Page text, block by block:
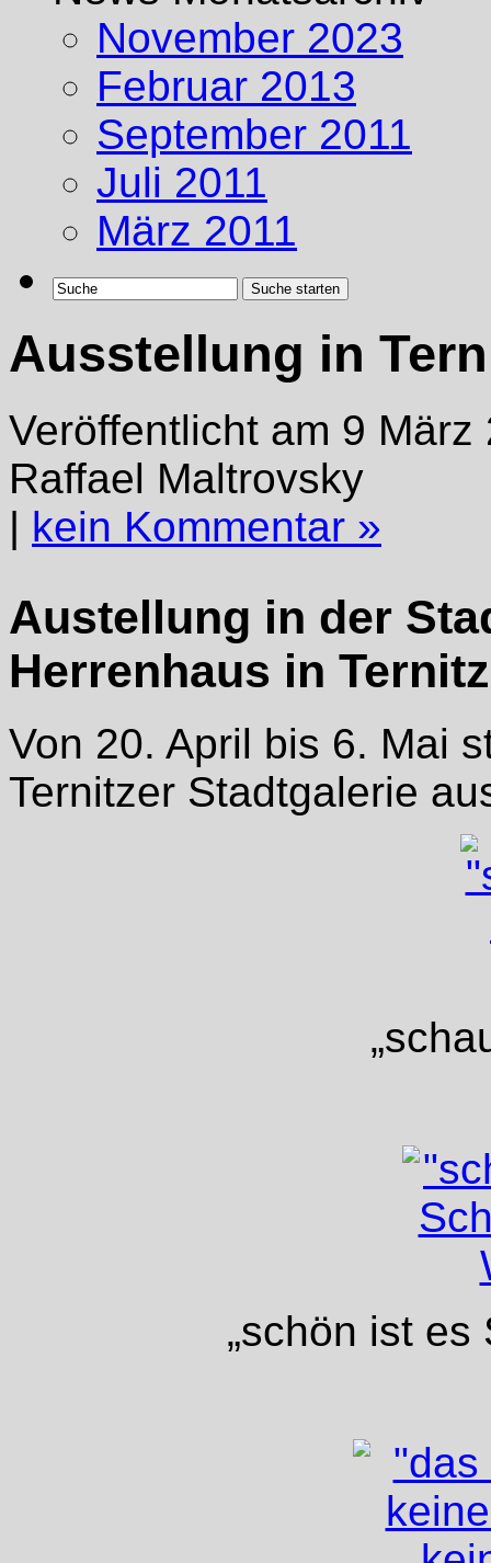
November 2023
Februar 2013
September 2011
Juli 2011
März 2011
Ausstellung in
Veröffentlicht am 9
Raffael Maltrovsky
| kein Kommentar »
Austellung in der
Herrenhaus in
Von 20. April bis 6. Mai
Ternitzer Stadtgalerie
„schön ist es